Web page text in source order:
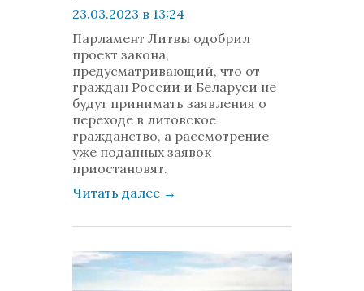
23.03.2023 в 13:24
просмотров: 1245
комментариев: 0
Парламент Литвы одобрил
проект закона,
предусматривающий, что от
граждан России и Беларуси не
будут принимать заявления о
переходе в литовское
гражданство, а рассмотрение
уже поданных заявок
приостановят.
Читать далее →